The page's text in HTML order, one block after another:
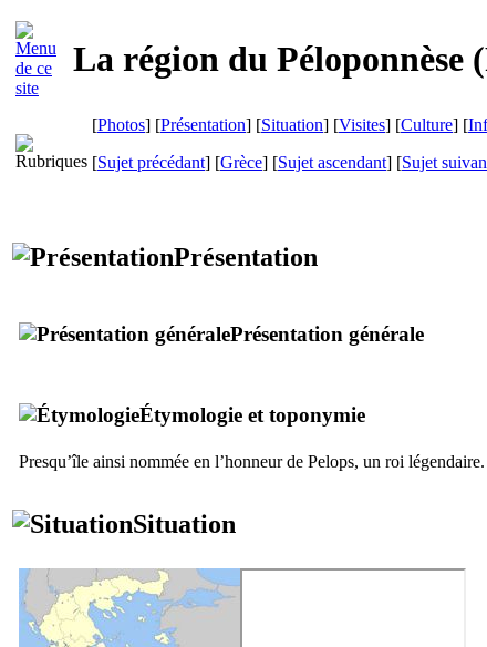
La région du Péloponnèse (
[Photos] [Présentation] [Situation] [Visites] [Culture] [
[Sujet précédant] [Grèce] [Sujet ascendant] [Sujet
Présentation
Présentation générale
Étymologie et toponymie
Presqu’île ainsi nommée en l’honneur de Pelops, un roi légendaire.
Situation